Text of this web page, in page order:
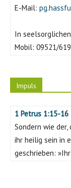
E-Mail:
In
Mobil: 09521/
Impuls
1 Petrus 1:15-16
Sondern wie
ihr heilig sein in
geschrieben: